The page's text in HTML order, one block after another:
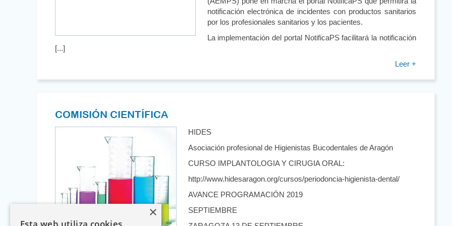
notificación electrónica de incidentes con productos sanitarios
por los profesionales sanitarios y los pacientes.
La implementación del portal NotificaPS facilitará la notificación
[...]
Leer +
COMISIÓN CIENTÍFICA
HIDES
Asociación profesional de Higienistas Bucodentales de Aragón
CURSO IMPLANTOLOGIA Y CIRUGIA ORAL:
http://www.hidesaragon.org/cursos/periodoncia-higienista-dental/
AVANCE PROGRAMACIÓN 2019
SEPTIEMBRE
×